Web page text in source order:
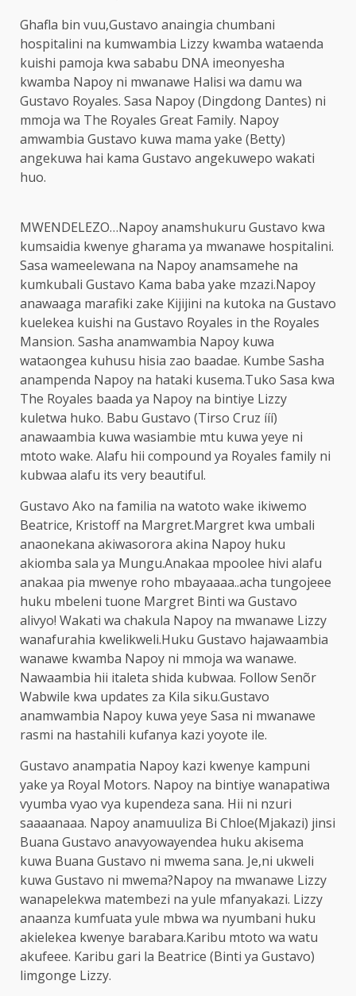
Ghafla bin vuu,Gustavo anaingia chumbani
hospitalini na kumwambia Lizzy kwamba wataenda
kuishi pamoja kwa sababu DNA imeonyesha
kwamba Napoy ni mwanawe Halisi wa damu wa
Gustavo Royales. Sasa Napoy (Dingdong Dantes) ni
mmoja wa The Royales Great Family. Napoy
amwambia Gustavo kuwa mama yake (Betty)
angekuwa hai kama Gustavo angekuwepo wakati
huo.
MWENDELEZO…Napoy anamshukuru Gustavo kwa
kumsaidia kwenye gharama ya mwanawe hospitalini.
Sasa wameelewana na Napoy anamsamehe na
kumkubali Gustavo Kama baba yake mzazi.Napoy
anawaaga marafiki zake Kijijini na kutoka na Gustavo
kuelekea kuishi na Gustavo Royales in the Royales
Mansion. Sasha anamwambia Napoy kuwa
wataongea kuhusu hisia zao baadae. Kumbe Sasha
anampenda Napoy na hataki kusema.Tuko Sasa kwa
The Royales baada ya Napoy na bintiye Lizzy
kuletwa huko. Babu Gustavo (Tirso Cruz ííí)
anawaambia kuwa wasiambie mtu kuwa yeye ni
mtoto wake. Alafu hii compound ya Royales family ni
kubwaa alafu its very beautiful.
Gustavo Ako na familia na watoto wake ikiwemo
Beatrice, Kristoff na Margret.Margret kwa umbali
anaonekana akiwasorora akina Napoy huku
akiomba sala ya Mungu.Anakaa mpoolee hivi alafu
anakaa pia mwenye roho mbayaaaa..acha tungojeee
huku mbeleni tuone Margret Binti wa Gustavo
alivyo! Wakati wa chakula Napoy na mwanawe Lizzy
wanafurahia kwelikweli.Huku Gustavo hajawaambia
wanawe kwamba Napoy ni mmoja wa wanawe.
Nawaambia hii italeta shida kubwaa. Follow Senõr
Wabwile kwa updates za Kila siku.Gustavo
anamwambia Napoy kuwa yeye Sasa ni mwanawe
rasmi na hastahili kufanya kazi yoyote ile.
Gustavo anampatia Napoy kazi kwenye kampuni
yake ya Royal Motors. Napoy na bintiye wanapatiwa
vyumba vyao vya kupendeza sana. Hii ni nzuri
saaaanaaa. Napoy anamuuliza Bi Chloe(Mjakazi) jinsi
Buana Gustavo anavyowayendea huku akisema
kuwa Buana Gustavo ni mwema sana. Je,ni ukweli
kuwa Gustavo ni mwema?Napoy na mwanawe Lizzy
wanapelekwa matembezi na yule mfanyakazi. Lizzy
anaanza kumfuata yule mbwa wa nyumbani huku
akielekea kwenye barabara.Karibu mtoto wa watu
akufeee. Karibu gari la Beatrice (Binti ya Gustavo)
limgonge Lizzy.